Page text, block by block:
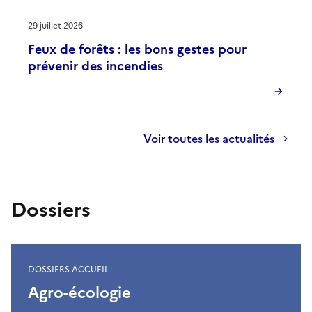
Feux de forêts : les bons gestes pour
prévenir des incendies
29 juillet 2026
Voir toutes les actualités
Dossiers
Agro-écologie
DOSSIERS ACCUEIL